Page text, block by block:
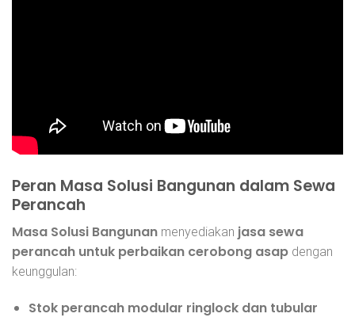
Peran Masa Solusi Bangunan dalam Sewa
Perancah
Masa Solusi Bangunan menyediakan jasa sewa
perancah untuk perbaikan cerobong asap dengan
keunggulan:
Stok perancah modular ringlock dan tubular